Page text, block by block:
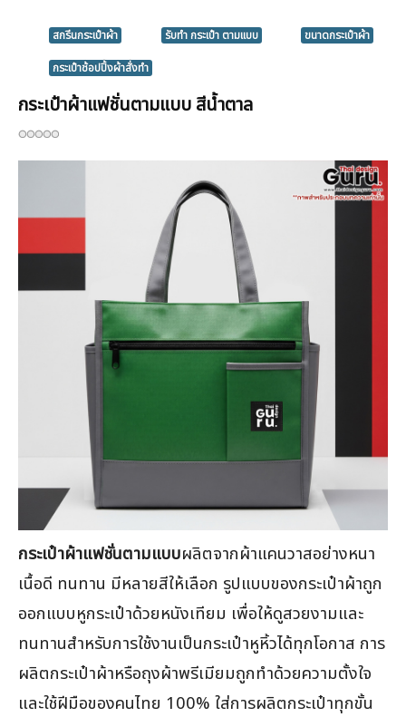
สกรีนกระเป๋าผ้า รับทำ กระเป๋า ตามแบบ
ขนาดกระเป๋าผ้า
กระเป๋าช้อปปิ้งผ้าสั่งทำ
กระเป๋าผ้าแฟชั่นตามแบบ สีน้ำตาล
กระเป๋าผ้าแฟชั่นตามแบบผลิตจากผ้าแคนวาสอย่างหนา
เนื้อดี ทนทาน มีหลายสีให้เลือก รูปแบบของกระเป๋าผ้าถูก
ออกแบบหูกระเป๋าด้วยหนังเทียม เพื่อให้ดูสวยงามและ
ทนทานสำหรับการใช้งานเป็นกระเป๋าหูหิ้วได้ทุกโอกาส การ
ผลิตกระเป๋าผ้าหรือถุงผ้าพรีเมียมถูกทำด้วยความตั้งใจ
และใช้ฝีมือของคนไทย 100% ใส่การผลิตกระเป๋าทุกขั้น